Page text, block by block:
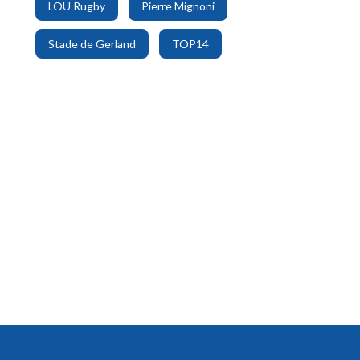
LOU Rugby Pierre Mignoni
Stade de Gerland
,
TOP14